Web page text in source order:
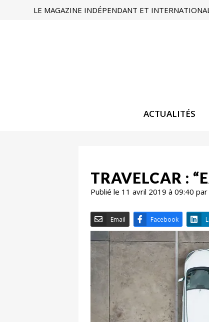
LE MAGAZINE INDÉPENDANT ET
ACTUALITÉS
TRAVELCAR :
Publié le 11 avril 2019 à 09:40